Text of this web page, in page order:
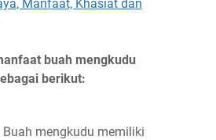
Manfaat, Khasiat dan
buah mengkudu
berikut:
mengkudu memiliki